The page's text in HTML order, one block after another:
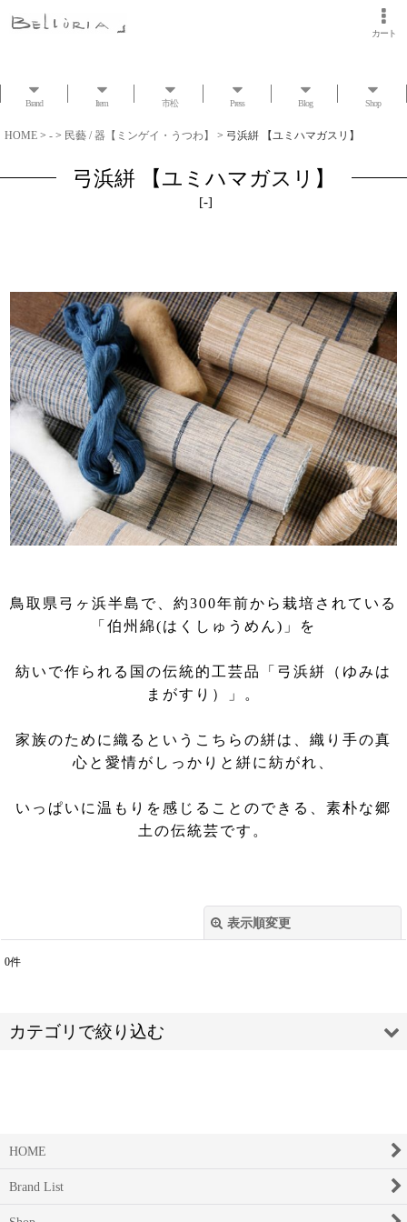
カート
Brand Item 市松 Press Blog Shop
HOME > - > 民藝 / 器【ミンゲイ・うつわ】 > 弓浜絣 【ユミハマガスリ】
弓浜絣 【ユミハマガスリ】
[-]
鳥取県弓ヶ浜半島で、約300年前から栽培されている
「伯州綿(はくしゅうめん)」を
紡いで作られる国の伝統的工芸品「弓浜絣（ゆみは
まがすり）」。
家族のために織るというこちらの絣は、織り手の真
心と愛情がしっかりと絣に紡がれ、
いっぱいに温もりを感じることのできる、素朴な郷
土の伝統芸です。
表示順変更
並び順:
0件
カテゴリで絞り込む
民藝 / 器【ミンゲイ・うつわ】 (全商品)
出西窯 【シュッサイガマ】
HOME
Brand List